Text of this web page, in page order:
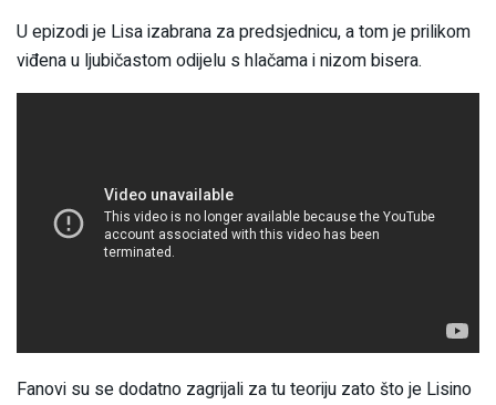
U epizodi je Lisa izabrana za predsjednicu, a tom je prilikom
viđena u ljubičastom odijelu s hlačama i nizom bisera.
Fanovi su se dodatno zagrijali za tu teoriju zato što je Lisino